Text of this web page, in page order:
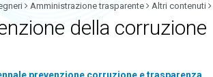
Amministrazione trasparente Altri contenuti
della corruzione